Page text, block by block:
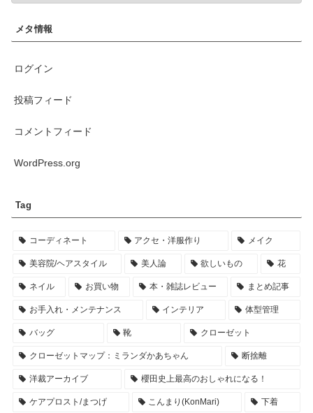
メタ情報
ログイン
投稿フィード
コメントフィード
WordPress.org
Tag
コーディネート アクセ・洋服作り メイク
美容院/ヘアスタイル 美人論 欲しいもの 花
ネイル お買い物 本・雑誌レビュー まとめ記事
お手入れ・メンテナンス インテリア 体型管理
バッグ 靴 クローゼット
クローゼットマップ：ミランダかあちゃん 断捨離
洋裁アーカイブ 櫻田史上最高のおしゃれになる！
ケアプロスト/まつげ こんまり(KonMari) 下着